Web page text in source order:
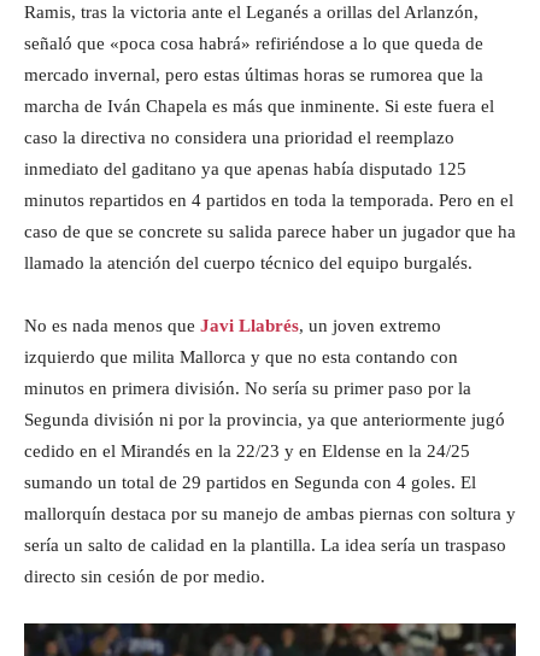
Ramis, tras la victoria ante el Leganés a orillas del Arlanzón,
señaló que «poca cosa habrá» refiriéndose a lo que queda de
mercado invernal, pero estas últimas horas se rumorea que la
marcha de Iván Chapela es más que inminente. Si este fuera el
caso la directiva no considera una prioridad el reemplazo
inmediato del gaditano ya que apenas había disputado 125
minutos repartidos en 4 partidos en toda la temporada. Pero en el
caso de que se concrete su salida parece haber un jugador que ha
llamado la atención del cuerpo técnico del equipo burgalés.
No es nada menos que Javi Llabrés, un joven extremo
izquierdo que milita Mallorca y que no esta contando con
minutos en primera división. No sería su primer paso por la
Segunda división ni por la provincia, ya que anteriormente jugó
cedido en el Mirandés en la 22/23 y en Eldense en la 24/25
sumando un total de 29 partidos en Segunda con 4 goles. El
mallorquín destaca por su manejo de ambas piernas con soltura y
sería un salto de calidad en la plantilla. La idea sería un traspaso
directo sin cesión de por medio.